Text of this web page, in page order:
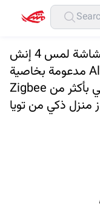
شاشة تحكم مركزية ذكية بشاشة لمس 4 إنش
مدعومة بخاصية Alexa المدمجة وتقنية
Zigbee للتحكم الصوتي واللاسلكي بأكثر من